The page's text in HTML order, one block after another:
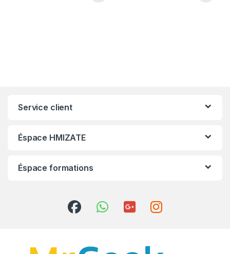
Service client
Éspace HMIZATE
Éspace formations